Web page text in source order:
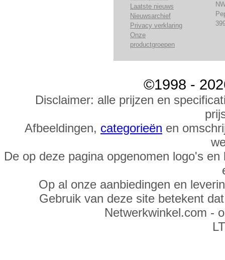
Laatste nieuws
Nieuwsarchief
Privacy verklaring
Onze
productgroepen
©1998 -
Disclaimer: alle prijzen en
Afbeeldingen, categorieën en
De op deze pagina opgenomen logo's
Op al onze aanbiedingen en
Gebruik van deze site betekent
Netwerkwinkel.com -